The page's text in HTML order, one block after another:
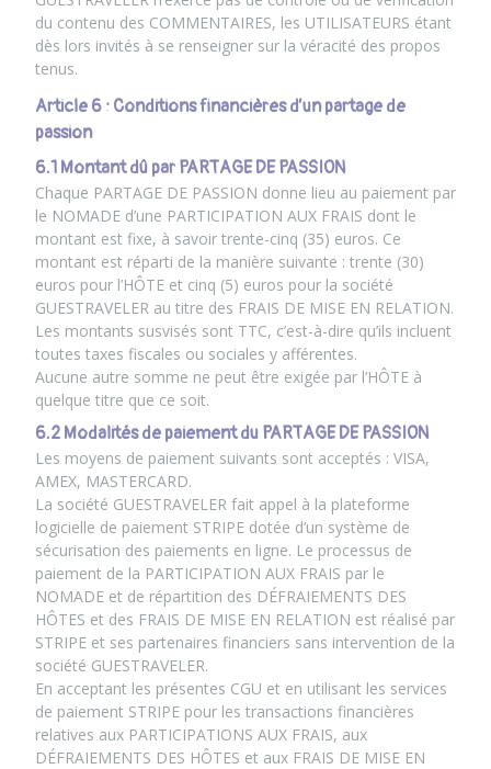
du contenu des COMMENTAIRES, les UTILISATEURS étant
dès lors invités à se renseigner sur la véracité des propos
tenus.
Article 6 : Conditions financières d’un partage de
passion
6.1 Montant dû par PARTAGE DE PASSION
Chaque PARTAGE DE PASSION donne lieu au paiement par
le NOMADE d’une PARTICIPATION AUX FRAIS dont le
montant est fixe, à savoir trente-cinq (35) euros. Ce
montant est réparti de la manière suivante : trente (30)
euros pour l’HÔTE et cinq (5) euros pour la société
GUESTRAVELER au titre des FRAIS DE MISE EN RELATION.
Les montants susvisés sont TTC, c’est-à-dire qu’ils incluent
toutes taxes fiscales ou sociales y afférentes.
Aucune autre somme ne peut être exigée par l’HÔTE à
quelque titre que ce soit.
6.2 Modalités de paiement du PARTAGE DE PASSION
Les moyens de paiement suivants sont acceptés : VISA,
AMEX, MASTERCARD.
La société GUESTRAVELER fait appel à la plateforme
logicielle de paiement STRIPE dotée d’un système de
sécurisation des paiements en ligne. Le processus de
paiement de la PARTICIPATION AUX FRAIS par le
NOMADE et de répartition des DÉFRAIEMENTS DES
HÔTES et des FRAIS DE MISE EN RELATION est réalisé par
STRIPE et ses partenaires financiers sans intervention de la
société GUESTRAVELER.
En acceptant les présentes CGU et en utilisant les services
de paiement STRIPE pour les transactions financières
relatives aux PARTICIPATIONS AUX FRAIS, aux
DÉFRAIEMENTS DES HÔTES et aux FRAIS DE MISE EN